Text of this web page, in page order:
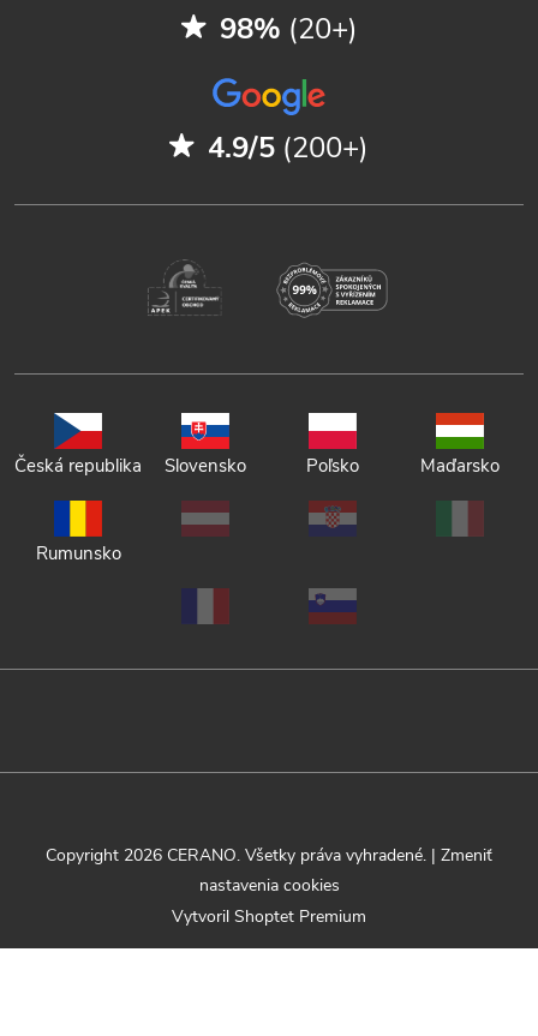
98% (20+)
4.9/5 (200+)
Česká republika Slovensko Poľsko Maďarsko
Rumunsko
Vytvoril Shoptet Premium
Copyright 2026 CERANO. Všetky práva vyhradené. | Zmeniť
nastavenia cookies